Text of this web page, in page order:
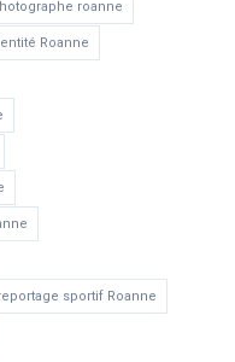
roanne
Roanne
sportif Roanne